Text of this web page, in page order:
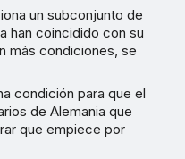
un subconjunto de
han coincidido con su
más condiciones, se
condición para que el
de Alemania que
que empiece por